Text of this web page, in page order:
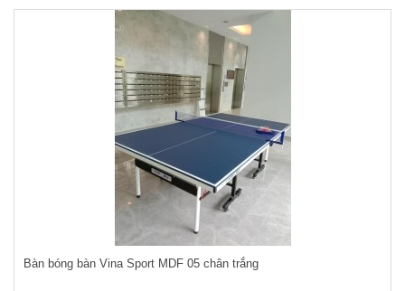
Bàn bóng bàn Vina Sport MDF 05 chân trắng